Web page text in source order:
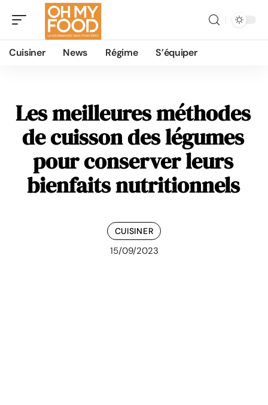
Cuisiner News Régime S’équiper
Les meilleures méthodes
de cuisson des légumes
pour conserver leurs
bienfaits nutritionnels
CUISINER
15/09/2023